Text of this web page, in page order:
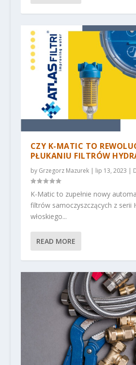
CZY K-MATIC TO
PŁUKANIU FILTRÓW
by Grzegorz Mazurek| lip 13, 2023 |
K-Matic to zupełnie nowy
filtrów samoczyszczących z serii
włoskiego...
READ MORE